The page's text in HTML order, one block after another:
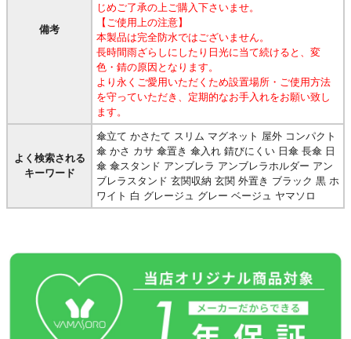
備考
じめご了承の上ご購入下さいませ。
【ご使用上の注意】
本製品は完全防水ではございません。
長時間雨ざらしにしたり日光に当て続けると、変
色・錆の原因となります。
より永くご愛用いただくため設置場所・ご使用方法
を守っていただき、定期的なお手入れをお願い致し
ます。
よく検索される
キーワード
傘立て かさたて スリム マグネット 屋外 コンパクト
傘 かさ カサ 傘置き 傘入れ 錆びにくい 日傘 長傘 日
傘 傘スタンド アンブレラ アンブレラホルダー アン
ブレラスタンド 玄関収納 玄関 外置き ブラック 黒 ホ
ワイト 白 グレージュ グレー ベージュ ヤマソロ